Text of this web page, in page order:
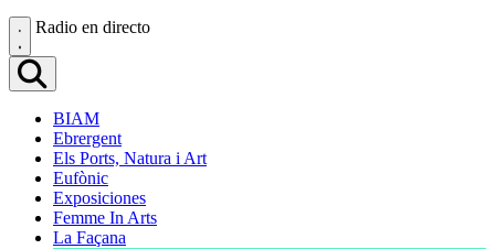
Radio en directo
BIAM
Ebrergent
Els Ports, Natura i Art
Eufònic
Exposiciones
Femme In Arts
La Façana